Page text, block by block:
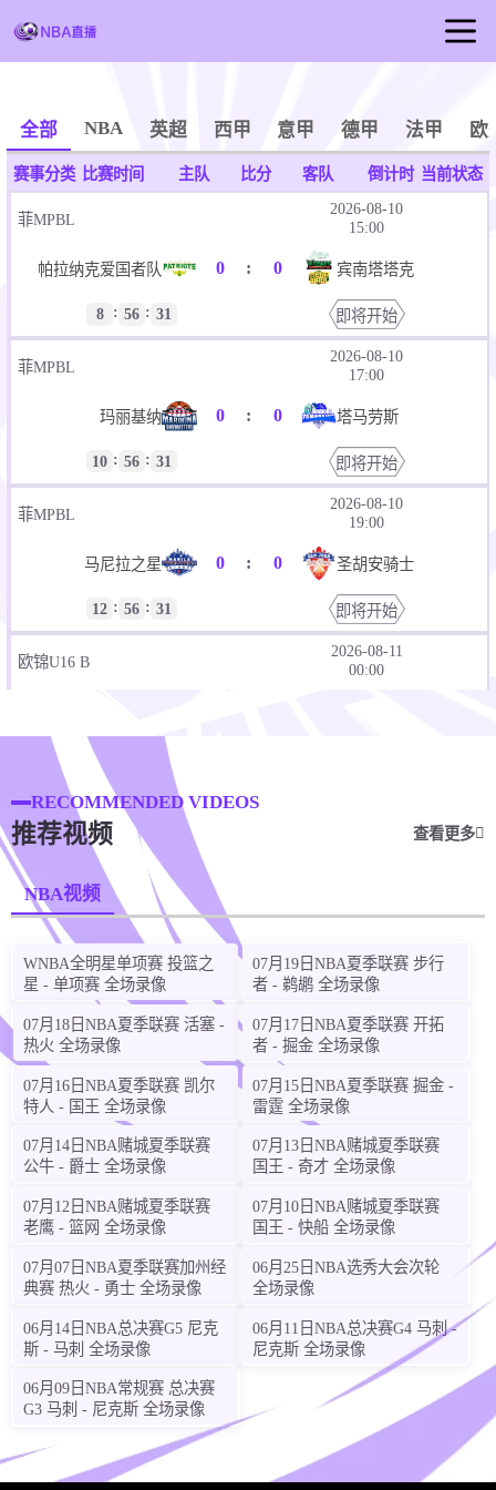
NBA直播
足球直播
NBA新闻
全部 NBA 英超 西甲 意甲 德甲 法甲 欧
赛事分类 比赛时间 主队 比分 客队 倒计时 当前状态
菲MPBL
2026-08-10
15:00
帕拉纳克爱国者队 0 : 0 宾南塔塔克
8 : 56 : 31 即将开始
菲MPBL
2026-08-10
17:00
玛丽基纳 0 : 0 塔马劳斯
10 : 56 : 31 即将开始
菲MPBL
2026-08-10
19:00
马尼拉之星 0 : 0 圣胡安骑士
12 : 56 : 31 即将开始
欧锦U16 B
2026-08-11
00:00
17 31
欧锦U16 B
斯洛伐克U16
17 : 56 31
欧锦U16 B
00:00
北马其顿U16 0
17 : 即将开始
欧锦U16 B
2026-08-11
00:00
冰岛U16 0 塞浦路斯U16
17 : 56 : 31 即将开始
2026-08-11
00:00
乌克兰U16 0
17 : 56 : 即将开始
欧锦U16 B
2026-08-11
波黑U16 卢森堡U16
RECOMMENDED VIDEOS
推荐视频 查看更多
NBA视频
WNBA全明星单项赛 投篮之
星 - 单项赛 全场录像
07月19日NBA夏季联赛 步行
者 - 鹈鹕 全场录像
07月18日NBA夏季联赛 活塞 -
热火 全场录像
07月17日NBA夏季联赛 开拓
者 - 掘金 全场录像
07月16日NBA夏季联赛 凯尔
特人 - 国王 全场录像
07月15日NBA夏季联赛 掘金 -
雷霆 全场录像
07月14日NBA赌城夏季联赛
公牛 - 爵士 全场录像
07月13日NBA赌城夏季联赛
国王 - 奇才 全场录像
07月12日NBA赌城夏季联赛
老鹰 - 篮网 全场录像
07月10日NBA赌城夏季联赛
国王 - 快船 全场录像
07月07日NBA夏季联赛加州经
典赛 热火 - 勇士 全场录像
06月25日NBA选秀大会次轮
全场录像
06月14日NBA总决赛G5 尼克
斯 - 马刺 全场录像
06月11日NBA总决赛G4 马刺 -
尼克斯 全场录像
06月09日NBA常规赛 总决赛
G3 马刺 - 尼克斯 全场录像